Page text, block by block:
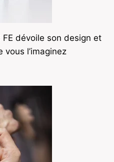
dévoile son design et
l’imaginez